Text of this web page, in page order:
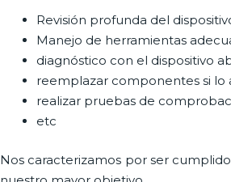
Revisión profunda del
Manejo de herramientas
diagnóstico con el dispositivo
reemplazar componentes si lo
realizar pruebas de
etc
Nos caracterizamos por ser